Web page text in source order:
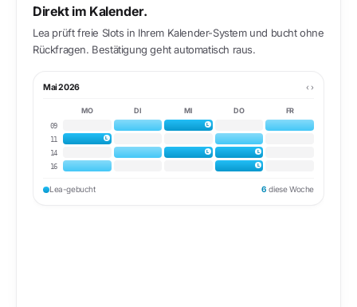
Direkt im Kalender.
Lea prüft freie Slots in Ihrem Kalender-System und bucht ohne
Rückfragen. Bestätigung geht automatisch raus.
Mai 2026 ‹ ›
MO DI MI DO FR
09 L
11 L
14 L L
16 L
Lea-gebucht 6 diese Woche